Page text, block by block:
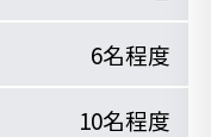
6名程度
10名程度